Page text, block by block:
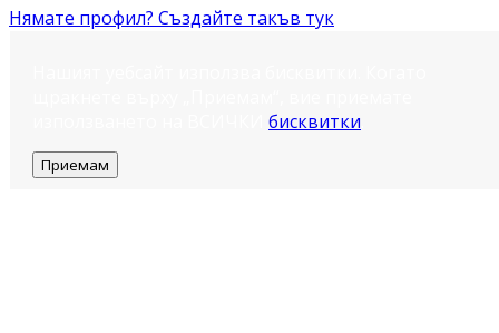
Нямате профил? Създайте такъв тук
бисквитки
Приемам